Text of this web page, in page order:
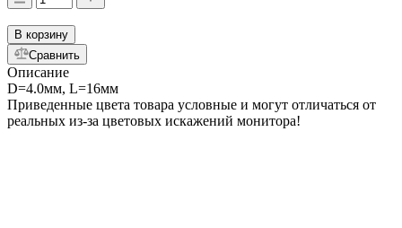
В корзину
Сравнить
Описание
D=4.0мм, L=16мм
Приведенные цвета товара условные и могут отличаться от
реальных из-за цветовых искажений монитора!